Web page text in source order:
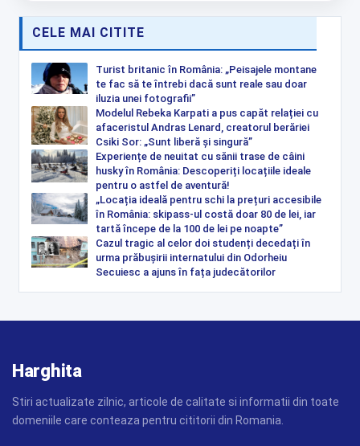
CELE MAI CITITE
Turist britanic în România: „Peisajele montane
te fac să te întrebi dacă sunt reale sau doar
iluzia unei fotografii”
Modelul Rebeka Karpati a pus capăt relației cu
afaceristul Andras Lenard, creatorul berăriei
Csiki Sor: „Sunt liberă și singură”
Experiențe de neuitat cu sănii trase de câini
husky în România: Descoperiți locațiile ideale
pentru o astfel de aventură!
„Locația ideală pentru schi la prețuri accesibile
în România: skipass-ul costă doar 80 de lei, iar
tartă începe de la 100 de lei pe noapte”
Cazul tragic al celor doi studenți decedați în
urma prăbușirii internatului din Odorheiu
Secuiesc a ajuns în fața judecătorilor
Harghita
Stiri actualizate zilnic, articole de calitate si informatii din toate
domeniile care conteaza pentru cititorii din Romania.